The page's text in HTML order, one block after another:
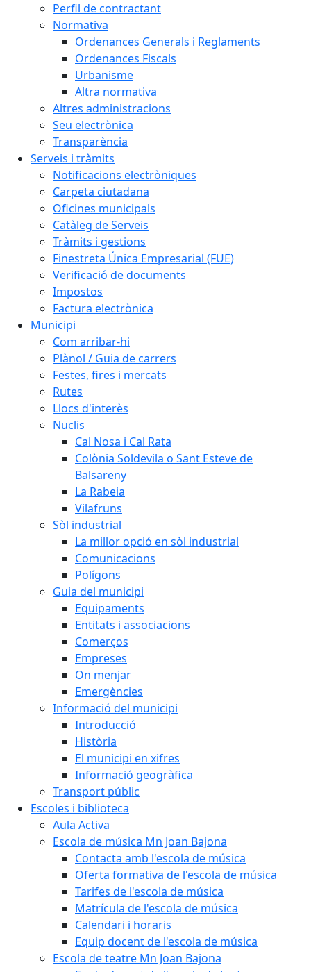
Perfil de contractant
Normativa
Ordenances Generals i Reglaments
Ordenances Fiscals
Urbanisme
Altra normativa
Altres administracions
Seu electrònica
Transparència
Serveis i tràmits
Notificacions electròniques
Carpeta ciutadana
Oficines municipals
Catàleg de Serveis
Tràmits i gestions
Finestreta Única Empresarial (FUE)
Verificació de documents
Impostos
Factura electrònica
Municipi
Com arribar-hi
Plànol / Guia de carrers
Festes, fires i mercats
Rutes
Llocs d'interès
Nuclis
Cal Nosa i Cal Rata
Colònia Soldevila o Sant Esteve de
Balsareny
La Rabeia
Vilafruns
Sòl industrial
La millor opció en sòl industrial
Comunicacions
Polígons
Guia del municipi
Equipaments
Entitats i associacions
Comerços
Empreses
On menjar
Emergències
Informació del municipi
Introducció
Història
El municipi en xifres
Informació geogràfica
Transport públic
Escoles i biblioteca
Aula Activa
Escola de música Mn Joan Bajona
Contacta amb l'escola de música
Oferta formativa de l'escola de música
Tarifes de l'escola de música
Matrícula de l'escola de música
Calendari i horaris
Equip docent de l'escola de música
Escola de teatre Mn Joan Bajona